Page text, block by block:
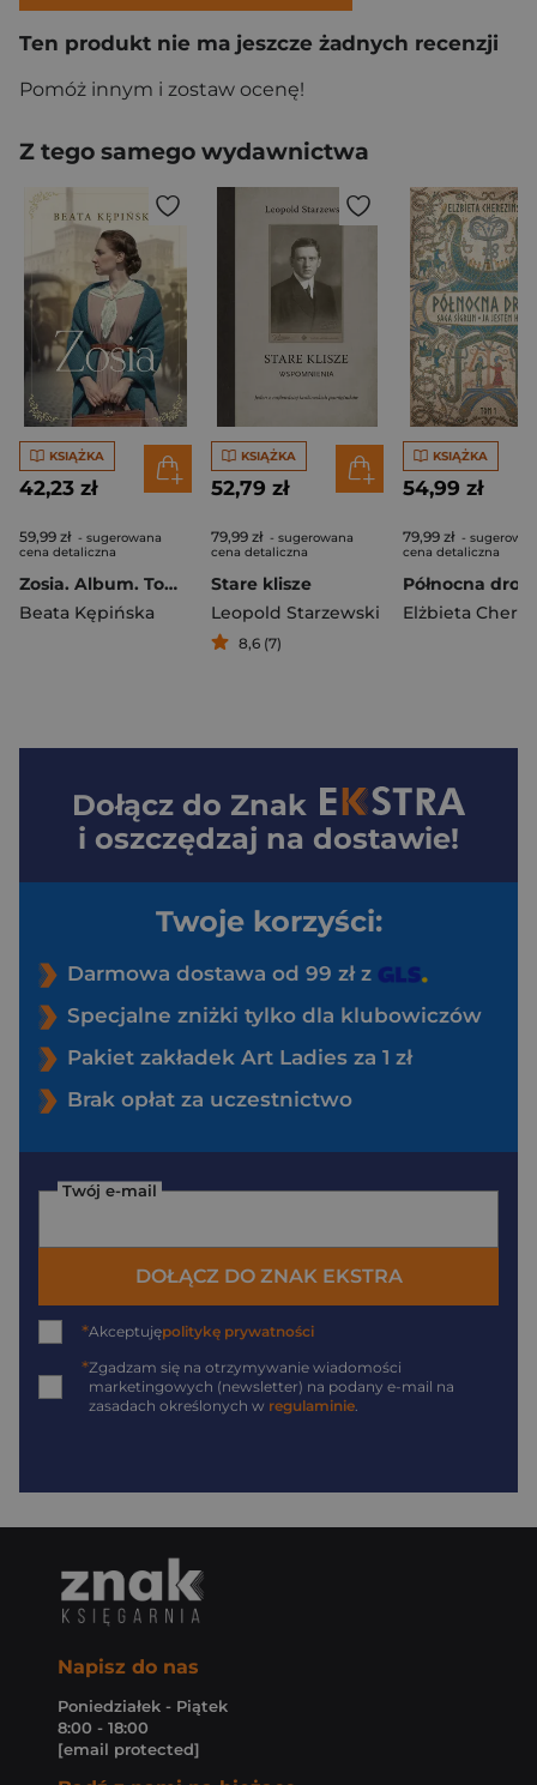
Ten produkt nie ma jeszcze żadnych recenzji
Pomóż innym i zostaw ocenę!
Z tego samego wydawnictwa
KSIĄŻKA
42,23 zł
59,99 zł - sugerowana
cena detaliczna
Zosia. Album. Tom 1
Beata Kępińska
KSIĄŻKA
52,79 zł
79,99 zł - sugerowana
cena detaliczna
Stare klisze
Leopold Starzewski
8,6 (7)
KSIĄŻKA
54,99 zł
79,99 zł -
cena detaliczna
Dołącz do Znak
i oszczędzaj na dostawie!
Twoje korzyści:
Darmowa dostawa od 99 zł z
Specjalne zniżki tylko dla klubowiczów
Pakiet zakładek Art Ladies za 1 zł
Brak opłat za uczestnictwo
Twój e-mail
DOŁĄCZ DO ZNAK EKSTRA
*Akceptujępolitykę prywatności
*Zgadzam się na otrzymywanie wiadomości
marketingowych (newsletter) na podany e-mail na
zasadach określonych w regulaminie.
Napisz do nas
Poniedziałek - Piątek
8:00 - 18:00
[email protected]